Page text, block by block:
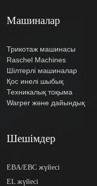
Машиналар
Трикотаж машинасы
Raschel Machines
Шілтерлі машиналар
Қос инелі шыбық
Техникалық тоқыма
Warper және дайындық
Шешімдер
EBA/EBC жүйесі
EL жүйесі